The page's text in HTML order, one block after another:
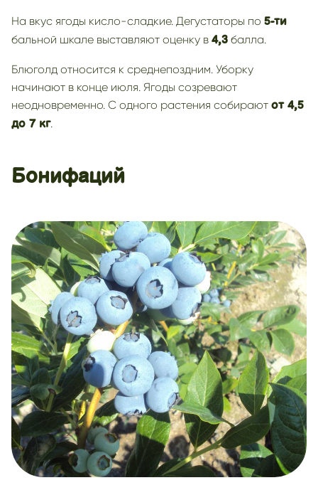
На вкус ягоды кисло-сладкие. Дегустаторы по 5-ти
бальной шкале выставляют оценку в 4,3 балла.
Блюголд относится к среднепоздним. Уборку
начинают в конце июля. Ягоды созревают
неодновременно. С одного растения собирают от 4,5
до 7 кг.
Бонифаций